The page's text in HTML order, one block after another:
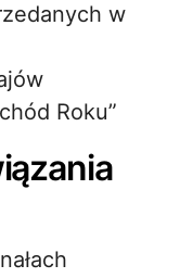
w
Roku”